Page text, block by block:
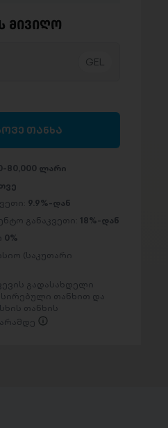
მივიღო
თანხა
80,000 ლარი
9.9%-დან
განაკვეთი: 18%-დან
0%
(საკუთარი
გადასახდელი
თანხით და
თანხის